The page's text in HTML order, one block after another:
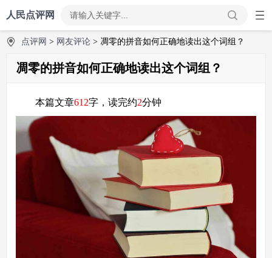
人民点评网
点评网 > 网友评论 > 凋零的拼音如何正确地读出这个词组？
凋零的拼音如何正确地读出这个词组？
本篇文章612字，读完约2分钟